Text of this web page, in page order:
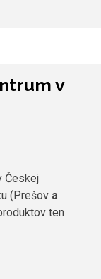
v
Českej
(Prešov a
ten